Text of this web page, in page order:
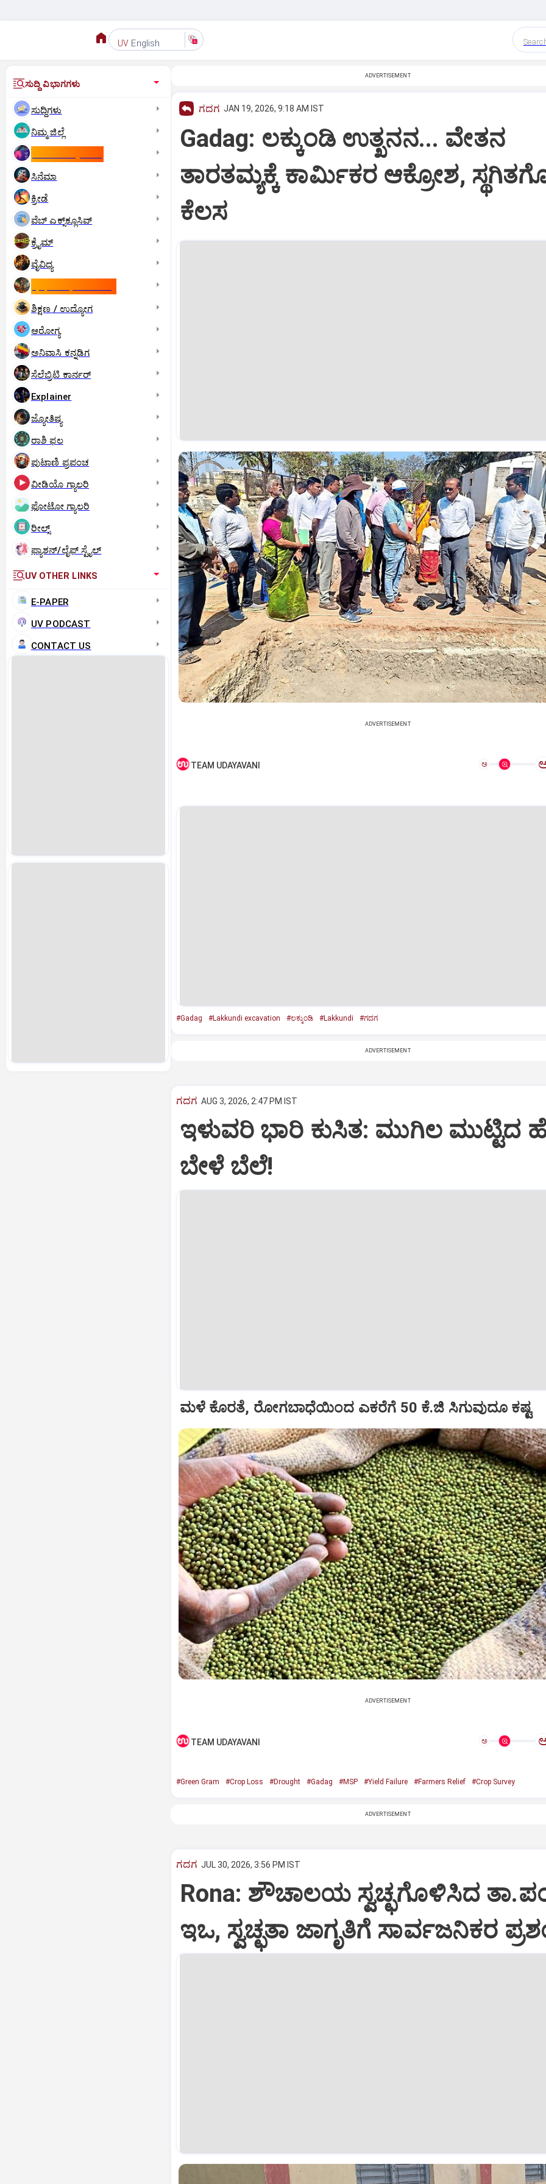
UV English
ಸುದ್ದಿ ವಿಭಾಗಗಳು
ಸುದ್ದಿಗಳು
ನಿಮ್ಮ ಜಿಲ್ಲೆ
ಸಿನೆಮಾ
ಕ್ರೀಡೆ
ವೆಬ್ ಎಕ್ಸ್‌ಕ್ಲೂಸಿವ್
ಕ್ರೈಮ್
ವೈವಿಧ್ಯ
ಶಿಕ್ಷಣ / ಉದ್ಯೋಗ
ಆರೋಗ್ಯ
ಅನಿವಾಸಿ ಕನ್ನಡಿಗ
ಸೆಲೆಬ್ರಿಟಿ ಕಾರ್ನರ್‌
Explainer
ಜ್ಯೋತಿಷ್ಯ
ರಾಶಿ ಫಲ
ಪುಟಾಣಿ ಪ್ರಪಂಚ
ವೀಡಿಯೊ ಗ್ಯಾಲರಿ
ಫೋಟೋ ಗ್ಯಾಲರಿ
ರೀಲ್ಸ್
ಫ್ಯಾಶನ್/ಲೈಫ್‌ ಸ್ಟೈಲ್
UV OTHER LINKS
E-PAPER
UV PODCAST
CONTACT US
ADVERTISEMENT
ಗದಗ JAN 19, 2026, 9:18 AM IST
Gadag: ಲಕ್ಕುಂಡಿ ಉತ್ಖನನ... ವೇತನ
ತಾರತಮ್ಯಕ್ಕೆ ಕಾರ್ಮಿಕರ ಆಕ್ರೋಶ,
ಕೆಲಸ
ADVERTISEMENT
TEAM UDAYAVANI ಅ
#Gadag #Lakkundi excavation #ಲಕ್ಕುಂಡಿ #Lakkundi #ಗದಗ
ADVERTISEMENT
ಗದಗ AUG 3, 2026, 2:47 PM IST
ಇಳುವರಿ ಭಾರಿ ಕುಸಿತ: ಮುಗಿಲ ಮುಟ್ಟಿದ
ಬೇಳೆ ಬೆಲೆ!
ಮಳೆ ಕೊರತೆ, ರೋಗಬಾಧೆಯಿಂದ ಎಕರೆಗೆ 50 ಕೆ.ಜಿ ಸಿಗುವುದೂ ಕಷ್ಟ
ADVERTISEMENT
TEAM UDAYAVANI ಅ
#Green Gram #Crop Loss #Drought #Gadag #MSP #Yield Failure #Farmers Relief #Crop Survey
ADVERTISEMENT
ಗದಗ JUL 30, 2026, 3:56 PM IST
Rona: ಶೌಚಾಲಯ ಸ್ವಚ್ಛಗೊಳಿಸಿದ
ಇಒ, ಸ್ವಚ್ಛತಾ ಜಾಗೃತಿಗೆ ಸಾರ್ವಜನಿಕರ